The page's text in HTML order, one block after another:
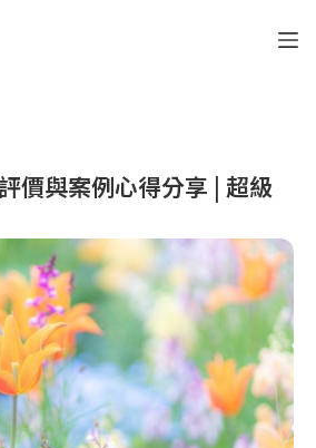
價與案例心得分享 | 超級